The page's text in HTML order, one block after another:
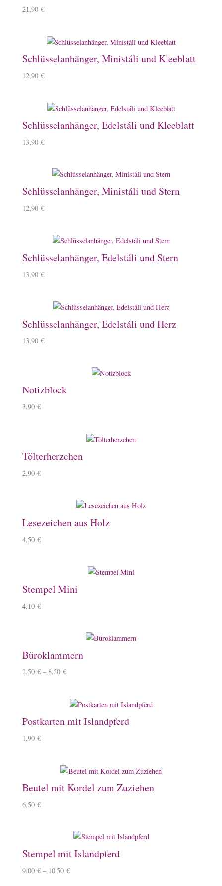
21,90 €
Schlüsselanhänger, Ministáli und Kleeblatt
12,90 €
Schlüsselanhänger, Edelstáli und Kleeblatt
13,90 €
Schlüsselanhänger, Ministáli und Stern
12,90 €
Schlüsselanhänger, Edelstáli und Stern
13,90 €
Schlüsselanhänger, Edelstáli und Herz
13,90 €
Notizblock
3,90 €
Tölterherzchen
2,90 €
Lesezeichen aus Holz
4,50 €
Stempel Mini
4,10 €
Büroklammern
2,50 € – 8,50 €
Postkarten mit Islandpferd
1,90 €
Beutel mit Kordel zum Zuziehen
6,50 €
Stempel mit Islandpferd
9,00 € – 10,50 €